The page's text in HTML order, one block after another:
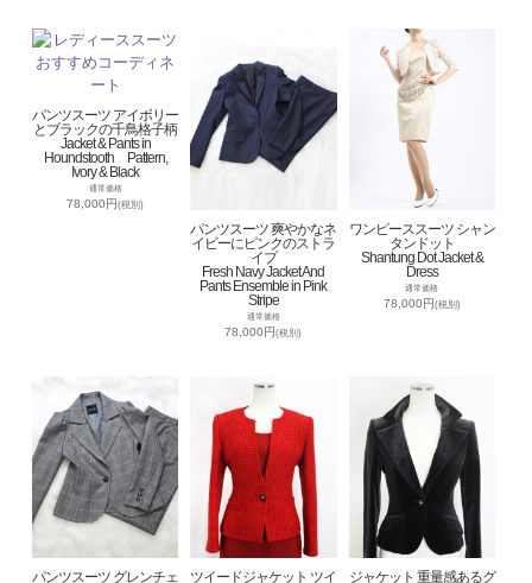
パンツスーツ アイボリー
とブラックの千鳥格子柄
Jacket & Pants in
Houndstooth Pattern,
Ivory & Black
通常価格
78,000円(税別)
パンツスーツ 爽やかなネ
イビーにピンクのストラ
イプ
Fresh Navy Jacket And
Pants Ensemble in Pink
Stripe
通常価格
78,000円(税別)
ワンピーススーツ シャン
タンドット
Shantung Dot Jacket &
Dress
通常価格
78,000円(税別)
パンツスーツ グレンチェ
ツイードジャケット ツイ
ジャケット 重量感あるグ